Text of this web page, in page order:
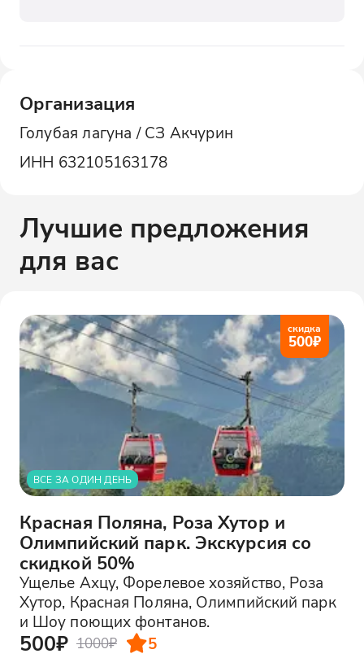
Организация
Голубая лагуна / СЗ Акчурин
ИНН 632105163178
Лучшие предложения
для вас
скидка
500₽
ВСЕ ЗА ОДИН ДЕНЬ
Красная Поляна, Роза Хутор и
Олимпийский парк. Экскурсия со
скидкой 50%
Ущелье Ахцу, Форелевое хозяйство, Роза
Хутор, Красная Поляна, Олимпийский парк
и Шоу поющих фонтанов.
500₽ 1000₽ 5